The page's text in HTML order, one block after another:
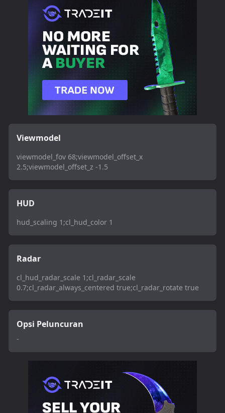
Viewmodel
viewmodel_fov 68;viewmodel_offset_x
2.5;viewmodel_offset_z -1.5
HUD
hud_scaling 1;cl_hud_color 1
Radar
cl_hud_radar_scale 1;cl_radar_scale
0.7;cl_radar_always_centered true;cl_radar_rotate true
Opsi Peluncuran
-